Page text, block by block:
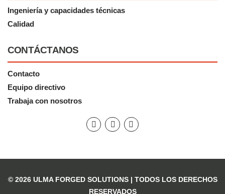
Ingeniería y capacidades técnicas
Calidad
CONTÁCTANOS
Contacto
Equipo directivo
Trabaja con nosotros
© 2026 ULMA FORGED SOLUTIONS | TODOS LOS DERECHOS
RESERVADOS